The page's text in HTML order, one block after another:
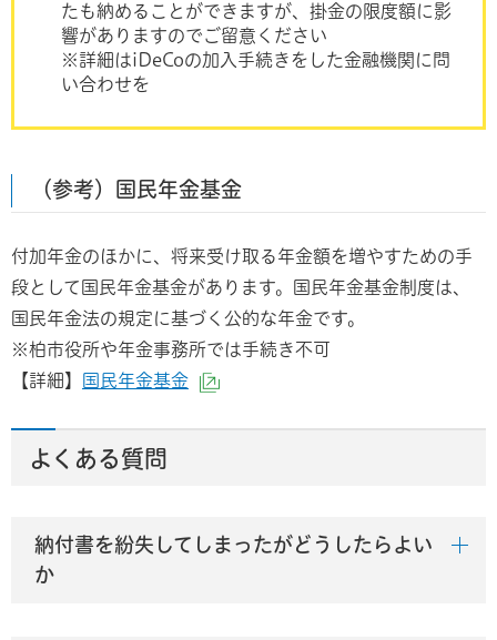
たも納めることができますが、掛金の限度額に影
響がありますのでご留意ください
※詳細はiDeCoの加入手続きをした金融機関に問
い合わせを
（参考）国民年金基金
付加年金のほかに、将来受け取る年金額を増やすための手
段として国民年金基金があります。国民年金基金制度は、
国民年金法の規定に基づく公的な年金です。
※柏市役所や年金事務所では手続き不可
【詳細】
国民年金基金
よくある質問
納付書を紛失してしまったがどうしたらよい
か